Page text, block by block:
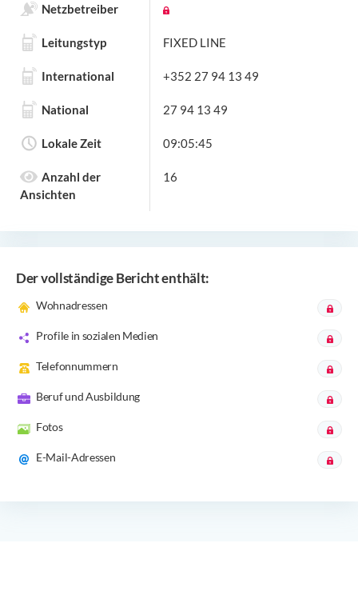
Netzbetreiber
Leitungstyp FIXED LINE
International +352 27 94 13 49
National 27 94 13 49
Lokale Zeit 09:05:45
Anzahl der
Ansichten
16
Der vollständige Bericht enthält:
Wohnadressen
Profile in sozialen Medien
Telefonnummern
Beruf und Ausbildung
Fotos
E-Mail-Adressen